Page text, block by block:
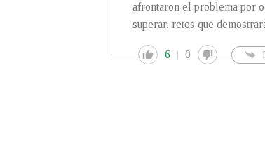
afrontaron el problema por
superar, retos que
6 0